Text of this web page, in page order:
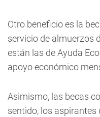
Otro beneficio es la
servicio de almuerzos
están las de Ayuda
apoyo económico
Asimismo, las becas
sentido, los aspirantes